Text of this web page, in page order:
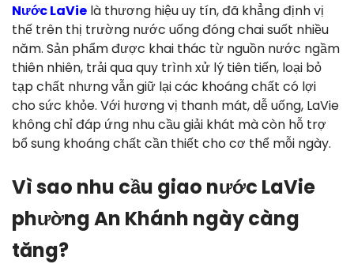
Nước LaVie là thương hiệu uy tín, đã khẳng định vị
thế trên thị trường nước uống đóng chai suốt nhiều
năm. Sản phẩm được khai thác từ nguồn nước ngầm
thiên nhiên, trải qua quy trình xử lý tiên tiến, loại bỏ
tạp chất nhưng vẫn giữ lại các khoáng chất có lợi
cho sức khỏe. Với hương vị thanh mát, dễ uống, LaVie
không chỉ đáp ứng nhu cầu giải khát mà còn hỗ trợ
bổ sung khoáng chất cần thiết cho cơ thể mỗi ngày.
Vì sao nhu cầu giao nước LaVie
phường An Khánh ngày càng
tăng?